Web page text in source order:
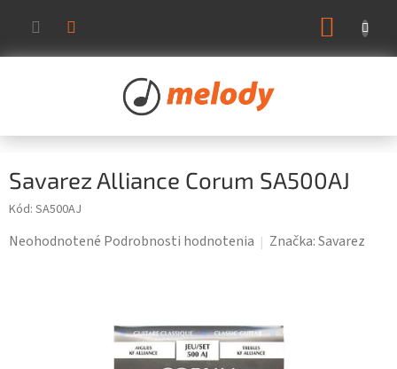
obsah
Savarez Alliance Corum SA500AJ
Kód: SA500AJ
Priemerné
Neohodnotené Podrobnosti hodnotenia Značka:Savarez